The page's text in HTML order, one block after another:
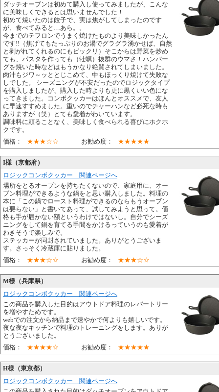
ダッチオーブンは初めて購入し使ってみましたが、こんな
に美味しくできるとは思いませんでした！
初めて焼いたのは餃子で、実は焦がしてしまったのです
が、食べてみると…あら。。
今までのテフロンでうまく焼けたものより美味しかったん
です!!（焦げてもたっぷりのお湯でグラグラ湧かせば、自然
と剥がれてくれるのにもビックリ）そこからは野菜を炒め
ても、パスタを作っても（牡蠣）抜群のウマさ！ハンバー
グを焼いた時などはもうかなり絶賛されてしまいました。
肉汁もジワ～ッととじこめて、中もほっくり焼けて失敗な
しでした。 シーズニングが不安だったのでロジックタイプ
を購入しましたが、購入した時よりも更に黒くいい色にな
ってきました。コンボクッカーはほんとオススメで、友人
に早速すすめました。重いのでチャーハンなど必死な時も
ありますが（笑）とても愛着がわいています。
調味料に頼ることなく、美味しく食べられる喜びにホクホ
クです。
価格：
★★★☆☆ お勧め度： ★★★★★
I様（京都府）
ロジックコンボクッカー 関連ページへ
場所をとるオーブンを持ちたくないので、家庭用に、オー
ブン料理ができるような鍋をと思い購入しました。料理の
本に「この鍋でロースト料理ができるのならもうオーブン
は要らない」と書いてあって、試してみようと思って。価
格も手が届かない額というわけではないし。自分でシーズ
ニングをして鍋を育てる手間をかけるっていうのも愛着が
わきそうで楽しみで。
ステッカーが同封されていました。ありがとうございま
す。さっそく冷蔵庫に貼りました。
価格：
★★★☆☆ お勧め度： ★★★☆☆
M様（兵庫県）
ロジックコンボクッカー 関連ページへ
この商品を購入した目的はアウトドア料理のレパートリー
を増やすためです。
webでの注文から納品まで速やかで何よりも嬉しいです。
夜な夜なキッチンで料理のトレーニングをします。ありが
とうございました。
価格：
★★★★☆ お勧め度： ★★★★★
H様（東京都）
ロジックコンボクッカー 関連ページへ